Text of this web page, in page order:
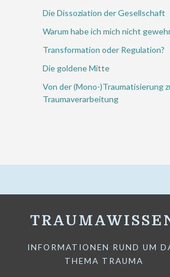
Die Dissoziation der Gesellschaft
Warum habe ich mich nicht
Transformation oder Regulation?
Die goldene Mitte
Von der (Mono-)Traumatisierung
Traumaverarbeitung
INFORMATIONEN RUND UM
THEMA TRAUMA